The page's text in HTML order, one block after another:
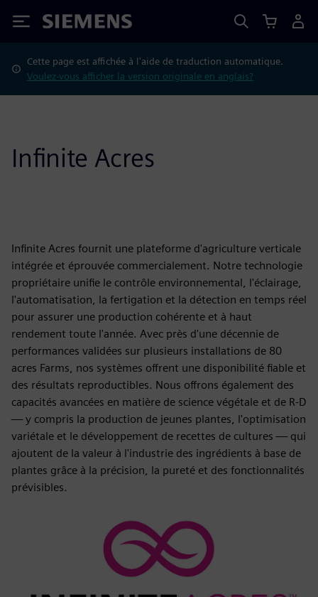
Siemens
Cette page est affichée à l'aide de traduction automatique.
Voulez-vous afficher la version originale en anglais?
Infinite Acres
Infinite Acres fournit une plateforme d'agriculture verticale
intégrée et éprouvée commercialement. Notre technologie
propriétaire unifie le contrôle environnemental, l'éclairage,
l'automatisation, la fertigation et la détection en temps réel
pour assurer une production cohérente et à haut
rendement toute l'année. Avec près d'une décennie de
performances validées sur plusieurs installations de 80
acres Farms, nos systèmes offrent une disponibilité fiable et
des résultats reproductibles. Nous offrons également des
capacités avancées en matière de science végétale et de R-D
— y compris la production de jeunes plantes, l'optimisation
variétale et le développement de recettes de cultures — qui
ajoutent de la valeur à l'industrie des ingrédients à base de
plantes grâce à la précision, la pureté et des fonctionnalités
prévisibles.